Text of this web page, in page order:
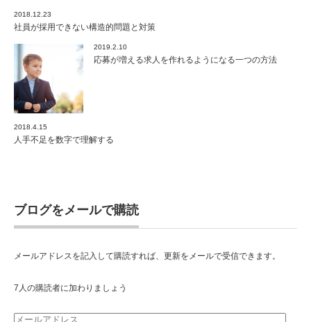
2018.12.23
社員が採用できない構造的問題と対策
2019.2.10
応募が増える求人を作れるようになる一つの方法
2018.4.15
人手不足を数字で理解する
ブログをメールで購読
メールアドレスを記入して購読すれば、更新をメールで受信できます。
7人の購読者に加わりましょう
メ